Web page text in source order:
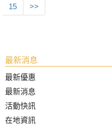
15 >>
最新消息
最新優惠
最新消息
活動快訊
在地資訊